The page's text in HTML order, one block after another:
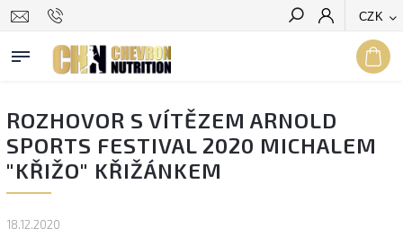
CZK
Hledat
ROZHOVOR S VÍTĚZEM ARNOLD
SPORTS FESTIVAL 2020 MICHALEM
"KŘIŽO" KŘIŽÁNKEM
18.12.2020